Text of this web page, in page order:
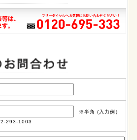
※半角 (入力例）
293-1003